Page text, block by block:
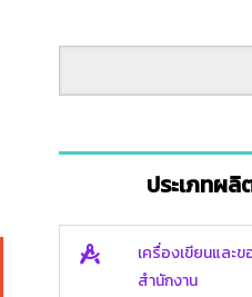
ประเภทผ
เครื่องเขียนและข
สำนักงาน